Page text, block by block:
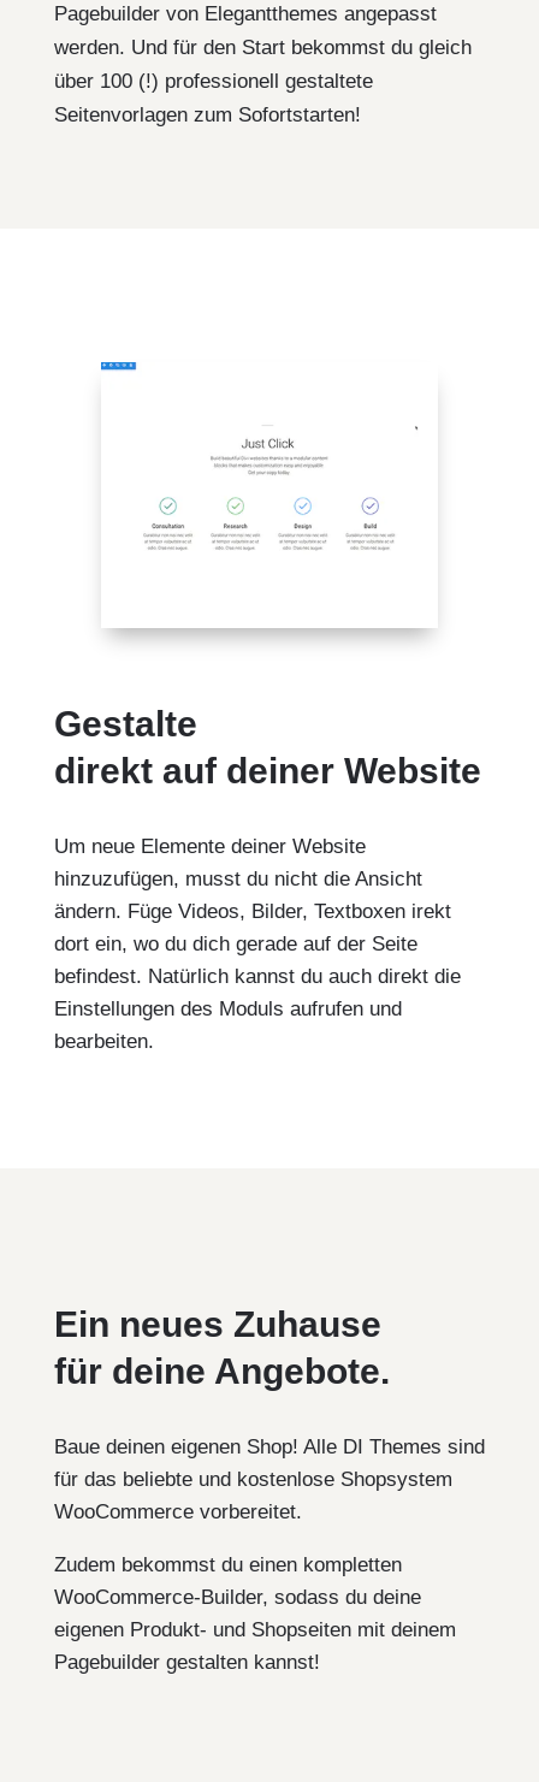
Pagebuilder von Elegantthemes angepasst
werden. Und für den Start bekommst du gleich
über 100 (!) professionell gestaltete
Seitenvorlagen zum Sofortstarten!
Gestalte
direkt auf deiner Website
Um neue Elemente deiner Website
hinzuzufügen, musst du nicht die Ansicht
ändern. Füge Videos, Bilder, Textboxen irekt
dort ein, wo du dich gerade auf der Seite
befindest. Natürlich kannst du auch direkt die
Einstellungen des Moduls aufrufen und
bearbeiten.
Ein neues Zuhause
für deine Angebote.
Baue deinen eigenen Shop! Alle DI Themes sind
für das beliebte und kostenlose Shopsystem
WooCommerce vorbereitet.
Zudem bekommst du einen kompletten
WooCommerce-Builder, sodass du deine
eigenen Produkt- und Shopseiten mit deinem
Pagebuilder gestalten kannst!